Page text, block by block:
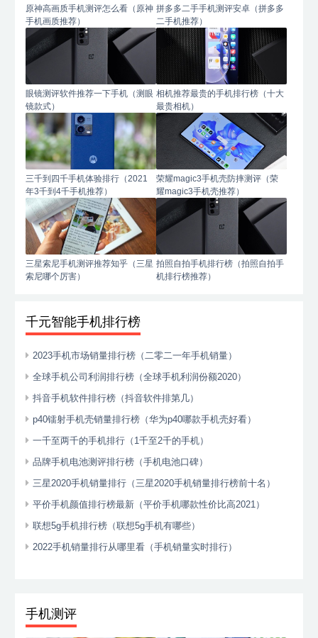
原神高画质手机测评怎么看（原神
手机画质推荐）
拼多多二手手机测评安卓（拼多多
二手机推荐）
眼镜测评软件推荐一下手机（测眼
镜款式）
相机推荐最贵的手机排行榜（十大
最贵相机）
三千到四千手机体验排行（2021
年3千到4千手机推荐）
荣耀magic3手机壳防摔测评（荣
耀magic3手机壳推荐）
三星索尼手机测评推荐知乎（三星
索尼哪个厉害）
拍照自拍手机排行榜（拍照自拍手
机排行榜推荐）
千元智能手机排行榜
2023手机市场销量排行榜（二零二一年手机销量）
全球手机公司利润排行榜（全球手机利润份额2020）
抖音手机软件排行榜（抖音软件排第几）
p40镭射手机壳销量排行榜（华为p40哪款手机壳好看）
一千至两千的手机排行（1千至2千的手机）
品牌手机电池测评排行榜（手机电池口碑）
三星2020手机销量排行（三星2020手机销量排行榜前十名）
平价手机颜值排行榜最新（平价手机哪款性价比高2021）
联想5g手机排行榜（联想5g手机有哪些）
2022手机销量排行从哪里看（手机销量实时排行）
手机测评